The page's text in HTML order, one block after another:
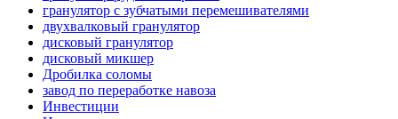
гранулятор с зубчатыми перемешивателями
двухвалковый гранулятор
дисковый гранулятор
дисковый микшер
Дробилка соломы
завод по переработке навоза
Инвестиции